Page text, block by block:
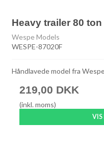
Heavy trailer 80
Wespe Models
WESPE-87020F
Håndlavede model fra
219,00 DKK
(inkl. moms)
VIS